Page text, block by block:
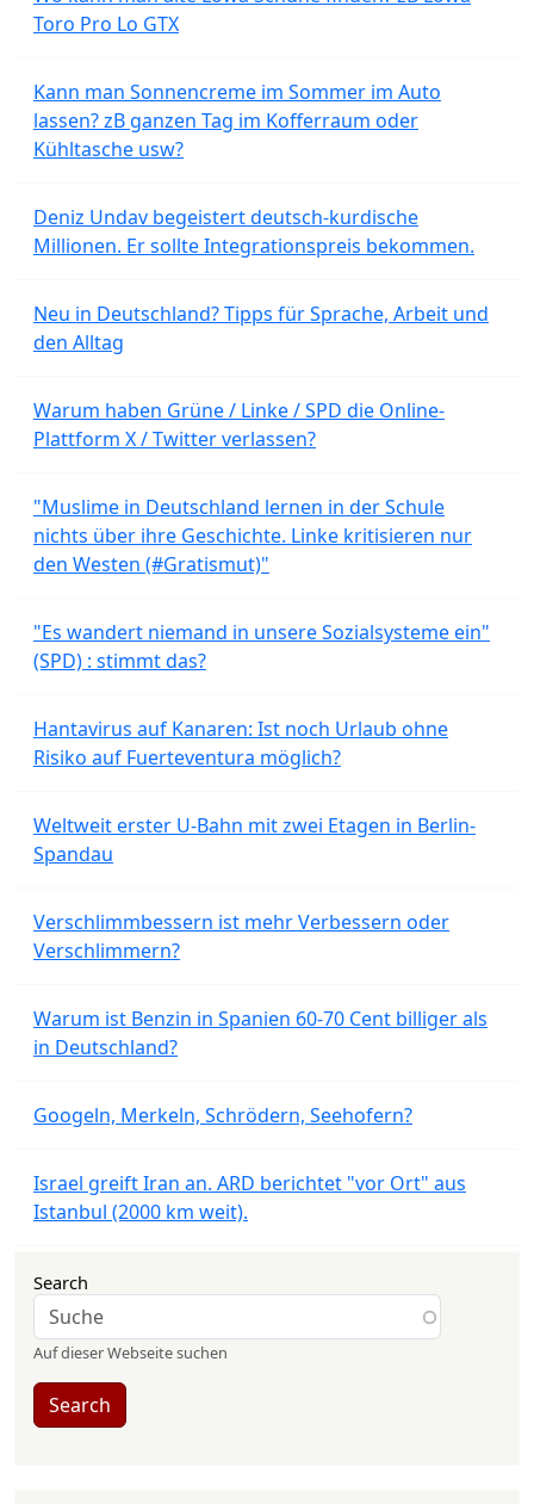
Toro Pro Lo GTX
Kann man Sonnencreme im Sommer im Auto
lassen? zB ganzen Tag im Kofferraum oder
Kühltasche usw?
Deniz Undav begeistert deutsch-kurdische
Millionen. Er sollte Integrationspreis bekommen.
Neu in Deutschland? Tipps für Sprache, Arbeit und
den Alltag
Warum haben Grüne / Linke / SPD die Online-
Plattform X / Twitter verlassen?
"Muslime in Deutschland lernen in der Schule
nichts über ihre Geschichte. Linke kritisieren nur
den Westen (#Gratismut)"
"Es wandert niemand in unsere Sozialsysteme ein"
(SPD) : stimmt das?
Hantavirus auf Kanaren: Ist noch Urlaub ohne
Risiko auf Fuerteventura möglich?
Weltweit erster U-Bahn mit zwei Etagen in Berlin-
Spandau
Verschlimmbessern ist mehr Verbessern oder
Verschlimmern?
Warum ist Benzin in Spanien 60-70 Cent billiger als
in Deutschland?
Googeln, Merkeln, Schrödern, Seehofern?
Israel greift Iran an. ARD berichtet "vor Ort" aus
Istanbul (2000 km weit).
Search
Auf dieser Webseite suchen
Search